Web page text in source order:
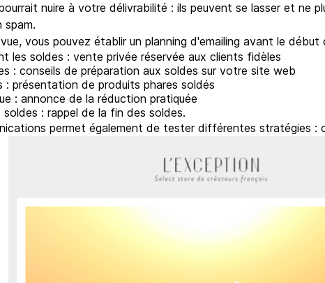
nuire à votre délivrabilité : ils peuvent se lasser et ne
spam.
vous pouvez établir un planning d'emailing avant le début
les soldes : vente privée réservée aux clients fidèles
: conseils de préparation aux soldes sur votre site web
: présentation de produits phares soldés
: annonce de la réduction pratiquée
soldes : rappel de la fin des soldes.
permet également de tester différentes stratégies :